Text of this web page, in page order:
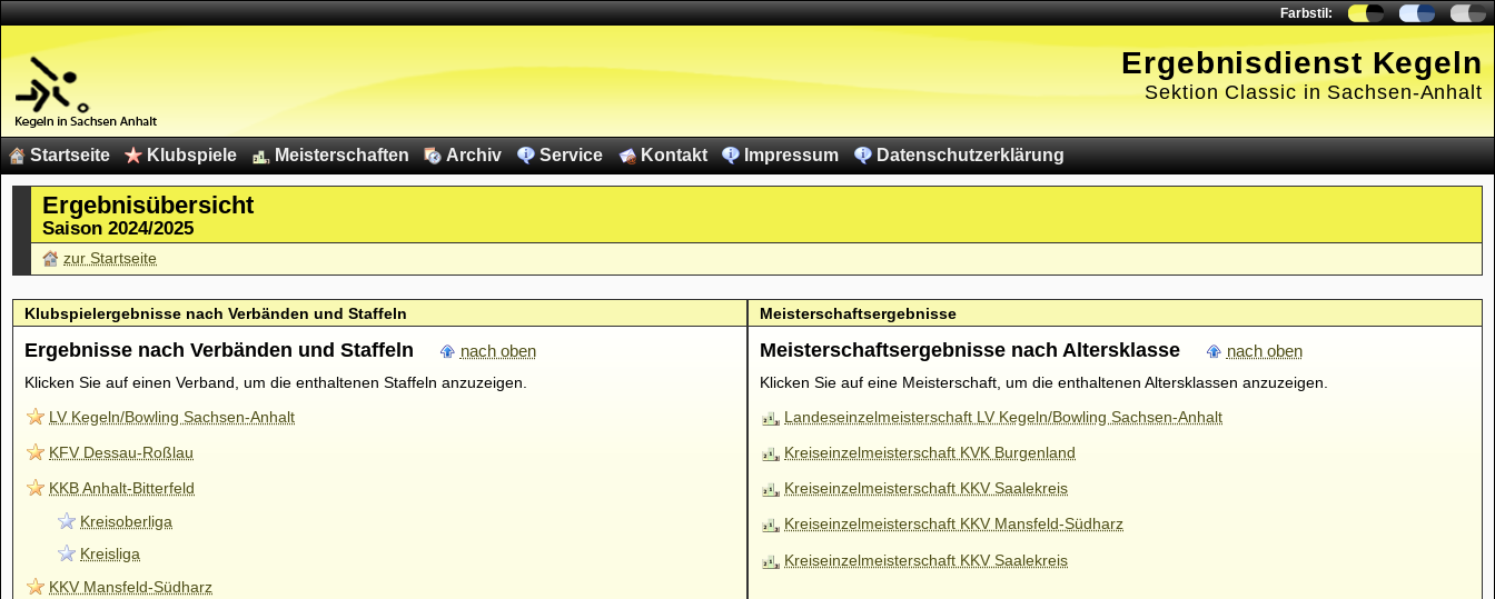
Farbstil:
Ergebnisdienst Kegeln
Sektion Classic in Sachsen-Anhalt
Startseite Klubspiele Meisterschaften Archiv Service Kontakt Impressum Datenschutzerklärung
Ergebnisübersicht
Saison 2024/2025
zur Startseite
Klubspielergebnisse nach Verbänden und Staffeln
Ergebnisse nach Verbänden und Staffeln
nach oben
Klicken Sie auf einen Verband, um die enthaltenen Staffeln anzuzeigen.
LV Kegeln/Bowling Sachsen-Anhalt
KFV Dessau-Roßlau
KKB Anhalt-Bitterfeld
Kreisoberliga
Kreisliga
KKV Mansfeld-Südharz
Meisterschaftsergebnisse
Meisterschaftsergebnisse nach Altersklasse
nach oben
Klicken Sie auf eine Meisterschaft, um die enthaltenen Altersklassen anzuzeigen.
Landeseinzelmeisterschaft LV Kegeln/Bowling Sachsen-Anhalt
Kreiseinzelmeisterschaft KVK Burgenland
Kreiseinzelmeisterschaft KKV Saalekreis
Kreiseinzelmeisterschaft KKV Mansfeld-Südharz
Kreiseinzelmeisterschaft KKV Saalekreis